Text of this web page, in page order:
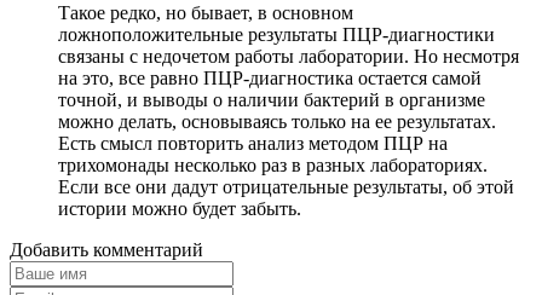
Такое редко, но бывает, в основном
ложноположительные результаты ПЦР-диагностики
связаны с недочетом работы лаборатории. Но несмотря
на это, все равно ПЦР-диагностика остается самой
точной, и выводы о наличии бактерий в организме
можно делать, основываясь только на ее результатах.
Есть смысл повторить анализ методом ПЦР на
трихомонады несколько раз в разных лабораториях.
Если все они дадут отрицательные результаты, об этой
истории можно будет забыть.
Добавить комментарий